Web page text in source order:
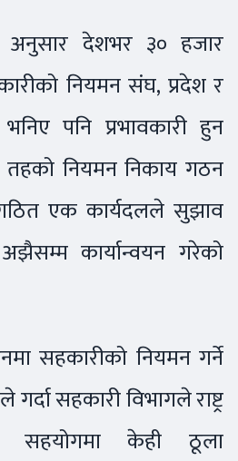
अनुसार देशभर ३० हजार
नियमन संघ, प्रदेश र
पनि प्रभावकारी हुन
नियमन निकाय गठन
एक कार्यदलले सुझाव
कार्यान्वयन गरेको
सहकारीको नियमन गर्ने
सहकारी विभागले राष्ट्र
सहयोगमा केही ठूला